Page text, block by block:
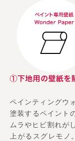
ペインティングウ
塗装するペイント
ムラやヒビ割れが
上がるスグレモノ